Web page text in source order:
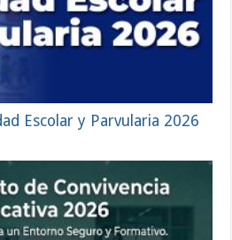
Escolar y Parvularia 2026